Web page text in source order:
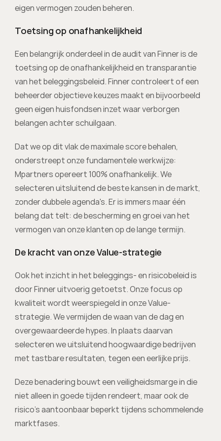
eigen vermogen zouden beheren.
Toetsing op onafhankelijkheid
Een belangrijk onderdeel in de audit van Finner is de
toetsing op de onafhankelijkheid en transparantie
van het beleggingsbeleid. Finner controleert of een
beheerder objectieve keuzes maakt en bijvoorbeeld
geen eigen huisfondsen inzet waar verborgen
belangen achter schuilgaan.
Dat we op dit vlak de maximale score behalen,
onderstreept onze fundamentele werkwijze:
Mpartners opereert 100% onafhankelijk. We
selecteren uitsluitend de beste kansen in de markt,
zonder dubbele agenda's. Er is immers maar één
belang dat telt: de bescherming en groei van het
vermogen van onze klanten op de lange termijn.
De kracht van onze Value-strategie
Ook het inzicht in het beleggings- en risicobeleid is
door Finner uitvoerig getoetst. Onze focus op
kwaliteit wordt weerspiegeld in onze Value-
strategie. We vermijden de waan van de dag en
overgewaardeerde hypes. In plaats daarvan
selecteren we uitsluitend hoogwaardige bedrijven
met tastbare resultaten, tegen een eerlijke prijs.
Deze benadering bouwt een veiligheidsmarge in die
niet alleen in goede tijden rendeert, maar ook de
risico’s aantoonbaar beperkt tijdens schommelende
marktfases.